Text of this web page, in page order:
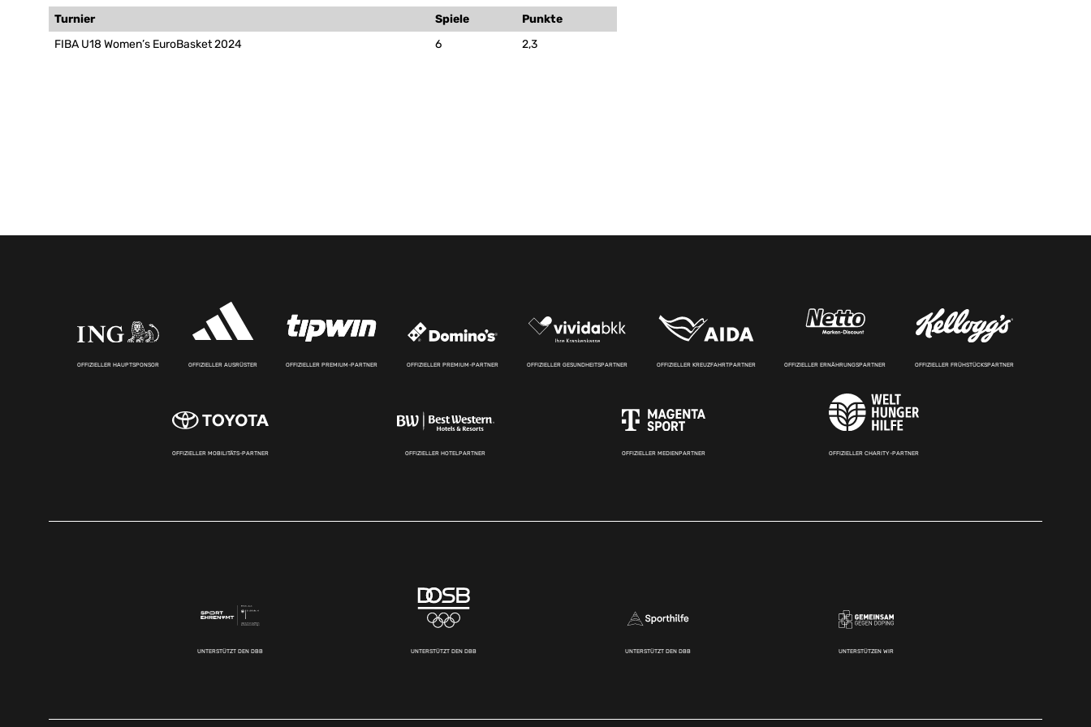
Turnier Spiele
Punkte
FIBA U18 Women’s EuroBasket 2024
6 2,3
OFFIZIELLER HAUPTSPONSOR OFFIZIELLER AUSRÜSTER OFFIZIELLER PREMIUM-PARTNER OFFIZIELLER PREMIUM-PARTNER OFFIZIELLER GESUNDHEITSPARTNER OFFIZIELLER KREUZFAHRTPARTNER OFFIZIELLER ERNÄHRUNGSPARTNER OFFIZIELLER FRÜHSTÜCKSPARTNER
OFFIZIELLER MOBILITÄTS-PARTNER OFFIZIELLER HOTELPARTNER OFFIZIELLER MEDIENPARTNER OFFIZIELLER CHARITY-PARTNER
UNTERSTÜTZT DEN DBB UNTERSTÜTZT DEN DBB UNTERSTÜTZT DEN DBB UNTERSTÜTZEN WIR